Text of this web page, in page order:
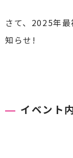
さて、2025年
知らせ!
イベント